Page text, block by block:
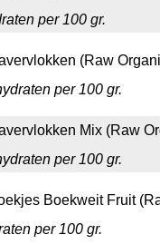
per 100 gr.
(Raw
per 100 gr.
Mix (Raw
per 100 gr.
Boekweit Fruit
per 100 gr.